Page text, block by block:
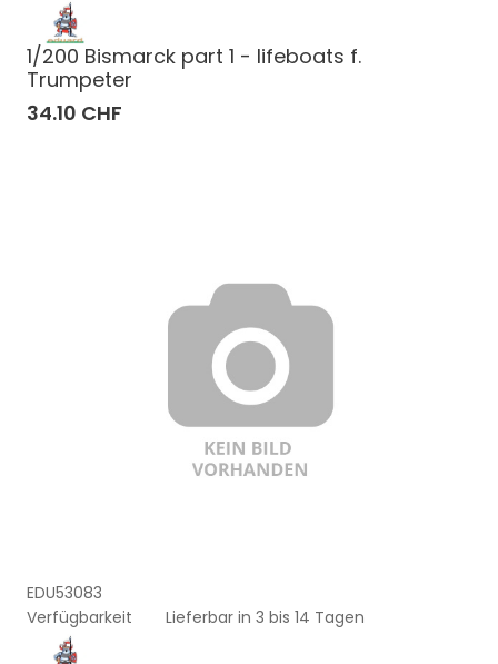
1/200 Bismarck part 1 - lifeboats f.
Trumpeter
34.10 CHF
EDU53083
Verfügbarkeit
Lieferbar in 3 bis 14 Tagen